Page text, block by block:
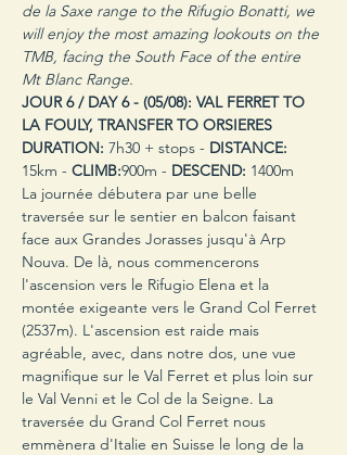
de la Saxe range to the Rifugio Bonatti, we
will enjoy the most amazing lookouts on the
TMB, facing the South Face of the entire
Mt Blanc Range.
JOUR 6 / DAY 6 - (05/08): VAL FERRET TO
LA FOULY, TRANSFER TO ORSIERES
DURATION: 7h30 + stops - DISTANCE:
15km - CLIMB:900m - DESCEND: 1400m
La journée débutera par une belle
traversée sur le sentier en balcon faisant
face aux Grandes Jorasses jusqu'à Arp
Nouva. De là, nous commencerons
l'ascension vers le Rifugio Elena et la
montée exigeante vers le Grand Col Ferret
(2537m). L'ascension est raide mais
agréable, avec, dans notre dos, une vue
magnifique sur le Val Ferret et plus loin sur
le Val Venni et le Col de la Seigne. La
traversée du Grand Col Ferret nous
emmènera d'Italie en Suisse le long de la